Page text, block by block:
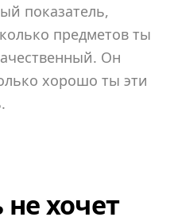
показатель,
предметов ты
Он
хорошо ты эти
хочет